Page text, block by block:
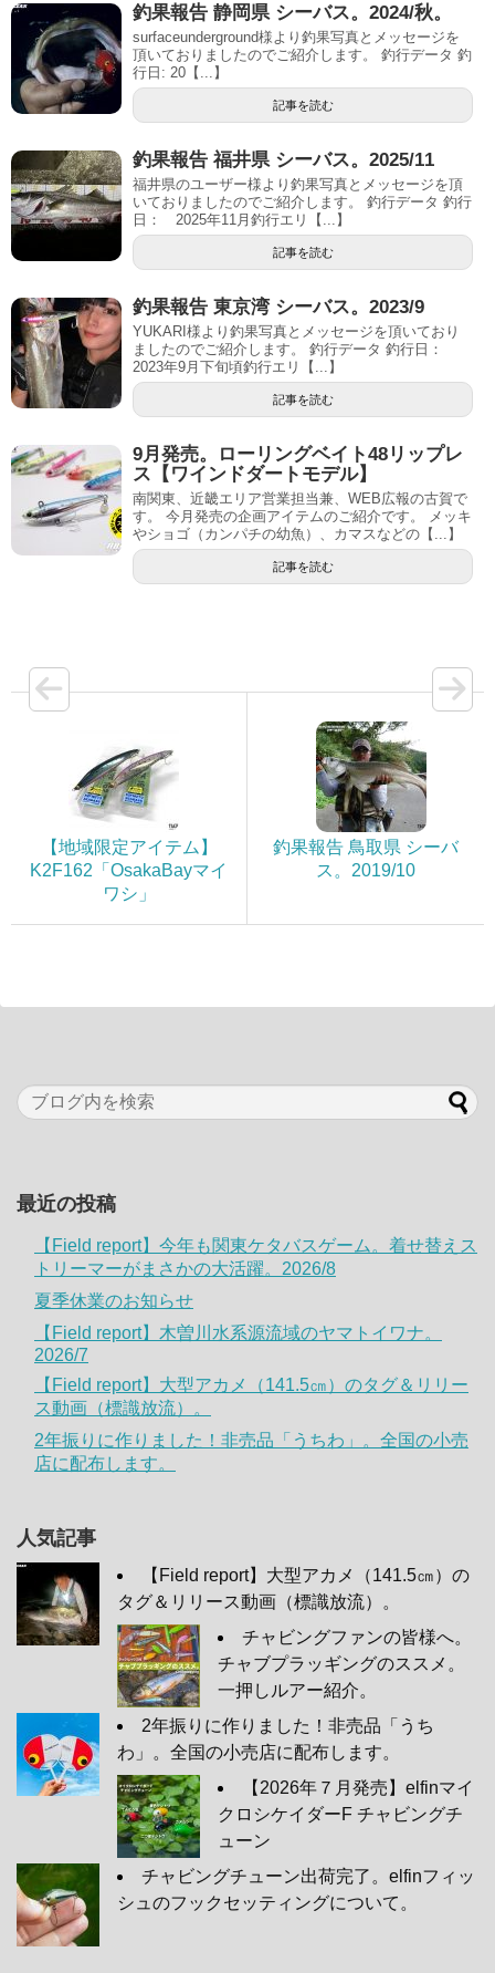
釣果報告 静岡県 シーバス。2024/秋。
surfaceunderground様より釣果写真とメッセージを
頂いておりましたのでご紹介します。 釣行データ 釣
行日: 20【...】
記事を読む
釣果報告 福井県 シーバス。2025/11
福井県のユーザー様より釣果写真とメッセージを頂
いておりましたのでご紹介します。 釣行データ 釣行
日： 2025年11月釣行エリ【...】
記事を読む
釣果報告 東京湾 シーバス。2023/9
YUKARI様より釣果写真とメッセージを頂いており
ましたのでご紹介します。 釣行データ 釣行日：
2023年9月下旬頃釣行エリ【...】
記事を読む
9月発売。ローリングベイト48リップレ
ス【ワインドダートモデル】
南関東、近畿エリア営業担当兼、WEB広報の古賀で
す。 今月発売の企画アイテムのご紹介です。 メッキ
やショゴ（カンパチの幼魚）、カマスなどの【...】
記事を読む
【地域限定アイテム】
K2F162「OsakaBayマイ
ワシ」
釣果報告 鳥取県 シーバ
ス。2019/10
最近の投稿
【Field report】今年も関東ケタバスゲーム。着せ替えス
トリーマーがまさかの大活躍。2026/8
夏季休業のお知らせ
【Field report】木曽川水系源流域のヤマトイワナ。
2026/7
【Field report】大型アカメ（141.5㎝）のタグ＆リリー
ス動画（標識放流）。
2年振りに作りました！非売品「うちわ」。全国の小売
店に配布します。
人気記事
【Field report】大型アカメ（141.5㎝）の
タグ＆リリース動画（標識放流）。
チャビングファンの皆様へ。
チャブプラッギングのススメ。
一押しルアー紹介。
2年振りに作りました！非売品「うち
わ」。全国の小売店に配布します。
【2026年７月発売】elfinマイ
クロシケイダーF チャビングチ
ューン
チャビングチューン出荷完了。elfinフィッ
シュのフックセッティングについて。